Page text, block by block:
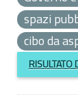
spazi
cibo da
RISULTATO